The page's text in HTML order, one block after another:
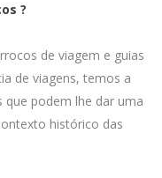
?
de viagem e guias
de viagens, temos a
que podem lhe dar uma
histórico das